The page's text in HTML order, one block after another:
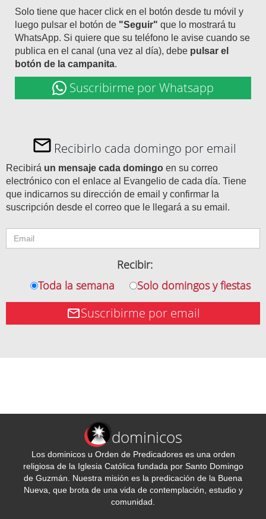
Solo tiene que hacer click en el botón desde tu móvil y
luego pulsar el botón de "Seguir" que lo mostrará tu
WhatsApp. Si quiere que su teléfono le avise cuando se
publica en el canal (una vez al día), debe pulsar el
botón de la campanita.
Suscribirme por Whatsapp
Recibirlo cada domingo por email
Recibirá un mensaje cada domingo en su correo
electrónico con el enlace al Evangelio de cada día. Tiene
que indicarnos su dirección de email y confirmar la
suscripción desde el correo que le llegará a su email.
Recibir:
Toda la semana
Solo domingos y fiestas
Suscribirme por email
dominicos
Los dominicos u Orden de Predicadores es una orden
religiosa de la Iglesia Católica fundada por Santo Domingo
de Guzmán. Nuestra misión es la predicación de la Buena
Nueva, que brota de una vida de contemplación, estudio y
comunidad.